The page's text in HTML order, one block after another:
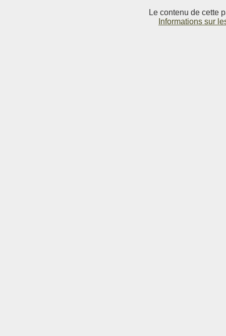
Le contenu de cette
Informations sur